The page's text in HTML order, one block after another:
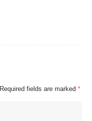
Required fields are marked *